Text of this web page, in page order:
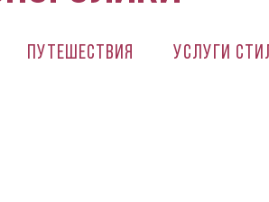
Путешествия Услуги